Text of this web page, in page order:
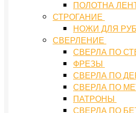
ПОЛОТНА
СТРОГАНИЕ
НОЖИ ДЛЯ
СВЕРЛЕНИЕ
СВЕРЛА ПО
ФРЕЗЫ
СВЕРЛА ПО
СВЕРЛА ПО
ПАТРОНЫ
СВЕРЛА ПО